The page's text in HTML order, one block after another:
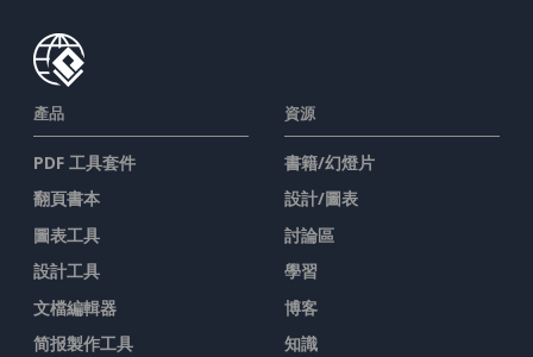
產品
PDF 工具套件
翻頁書本
圖表工具
設計工具
文檔編輯器
简报製作工具
資源
書籍/幻燈片
設計/圖表
討論區
學習
博客
知識